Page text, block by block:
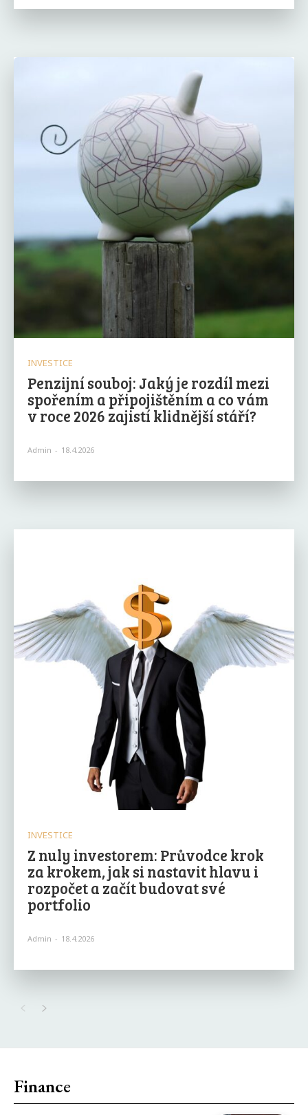
INVESTICE
Penzijní souboj: Jaký je rozdíl mezi
spořením a připojištěním a co vám
v roce 2026 zajistí klidnější stáří?
Admin - 18.4.2026
INVESTICE
Z nuly investorem: Průvodce krok
za krokem, jak si nastavit hlavu i
rozpočet a začít budovat své
portfolio
Admin - 18.4.2026
Finance